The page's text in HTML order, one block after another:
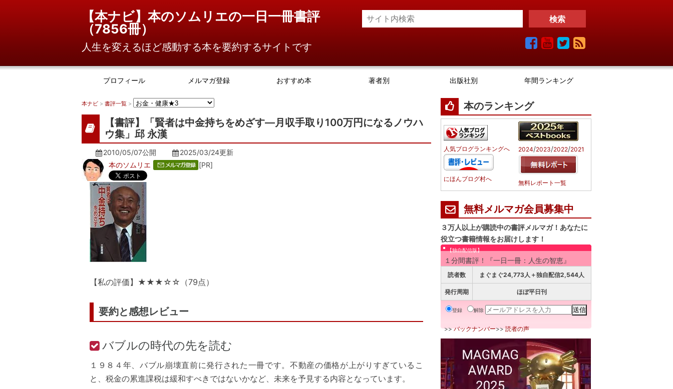
【本ナビ】本のソムリエの一日一冊書評
（7856冊）
人生を変えるほど感動する本を要約するサイトです
プロフィール メルマガ登録 おすすめ本 著者別 出版社別 年間ランキング
本ナビ > 書評一覧 >
【書評】「賢者は中金持ちをめざす―月収手取り100万円になるノウハ
ウ集」邱 永漢
2010/05/07公開 2025/03/24更新
本のソムリエ
[PR]
【私の評価】★★★☆☆（79点）
要約と感想レビュー
バブルの時代の先を読む
１９８４年、バブル崩壊直前に発行された一冊です。不動産の価格が上がりすぎているこ
と、税金の累進課税は緩和すべきではないかなど、未来を予見する内容となっています。
本のランキング
人気ブログランキングへ
にほんブログ村へ
2024/2023/2022/2021
無料レポート一覧
無料メルマガ会員募集中
３万人以上が購読中の書評メルマガ！あなたに
役立つ書籍情報をお届けします！
【独自配信版】
１分間書評！『一日一冊：人生の智恵』
読者数 まぐまぐ24,773人＋独自配信2,544人
発行周期 ほぼ平日刊
登録 解除
>>バックナンバー>>読者の声